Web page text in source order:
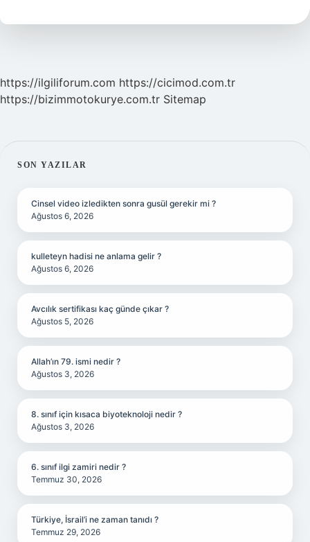
https://ilgiliforum.com https://cicimod.com.tr
https://bizimmotokurye.com.tr Sitemap
SIDEBAR
SON YAZILAR
Cinsel video izledikten sonra gusül gerekir mi ?
Ağustos 6, 2026
kulleteyn hadisi ne anlama gelir ?
Ağustos 6, 2026
Avcılık sertifikası kaç günde çıkar ?
Ağustos 5, 2026
Allah’ın 79. ismi nedir ?
Ağustos 3, 2026
8. sınıf için kısaca biyoteknoloji nedir ?
Ağustos 3, 2026
6. sınıf ilgi zamiri nedir ?
Temmuz 30, 2026
Türkiye, İsrail’i ne zaman tanıdı ?
Temmuz 29, 2026